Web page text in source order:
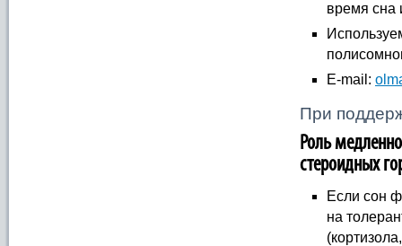
время сна
E-mail:
При
Роль
стероидных
Если сон
на